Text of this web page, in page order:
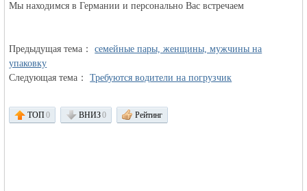
Мы находимся в Германии и персонально Вас встречаем
Предыдущая тема：семейные пары, женщины, мужчины на
упаковку
Следующая тема：Требуются водители на погрузчик
ТОП0 ВНИЗ0 Рейтинг